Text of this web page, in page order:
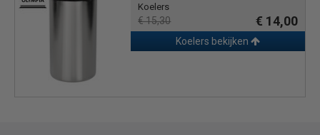
Koelers
€ 15,30 € 14,00
Koelers bekijken